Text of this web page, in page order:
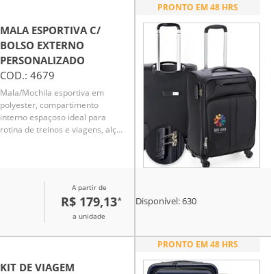
MALA ESPORTIVA C/
BOLSO EXTERNO
PERSONALIZADO
COD.: 4679
Mala/Mochila esportiva em
polyester, compartimento
interno espaçoso ideal para
rotina de treinos e viagens, alça
A partir de
R$ 179,13*
a unidade
PRONTO EM 48 HRS
Disponível:630
KIT DE VIAGEM
PRONTO EM 48 HRS